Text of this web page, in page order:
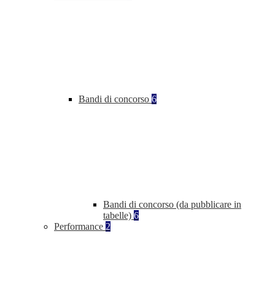
Bandi di concorso 6
Bandi di concorso (da pubblicare in
tabelle) 6
Performance 2